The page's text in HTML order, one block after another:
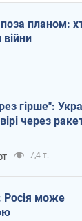
поза планом:
гірше":
через
7,4 т.
Росія може